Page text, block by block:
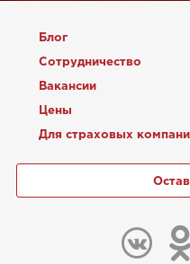
Блог
Сотрудничество
Вакансии
Цены
Для страховых